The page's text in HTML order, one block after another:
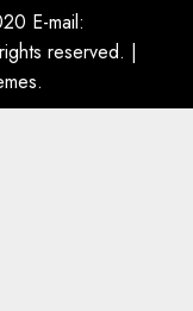
Çelën”,
Dumanit
që e
E-mail:
reserved. |